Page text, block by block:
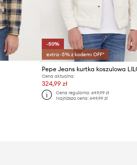
-50%
extra -5% z kodem: OFF*
Pepe Jeans kurtka koszulowa
Cena aktualna:
324,99 zł
Cena regularna: 649,99 zł
Najniższa cena: 649,99 zł